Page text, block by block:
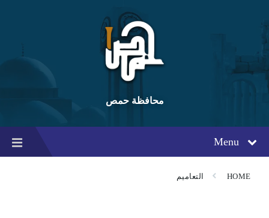
content
main
navigation
footer
محافظة حمص
Menu
HOME التعاميم